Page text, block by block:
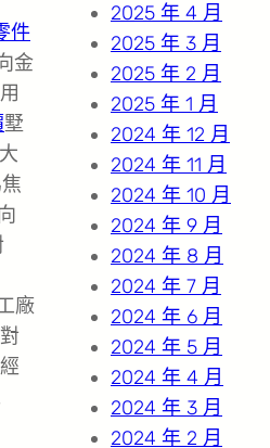
件
金
墅
廠
2025 年 4 月
2025 年 3 月
2025 年 2 月
2025 年 1 月
2024 年 12 月
2024 年 11 月
2024 年 10 月
2024 年 9 月
2024 年 8 月
2024 年 7 月
2024 年 6 月
2024 年 5 月
2024 年 4 月
2024 年 3 月
2024 年 2 月